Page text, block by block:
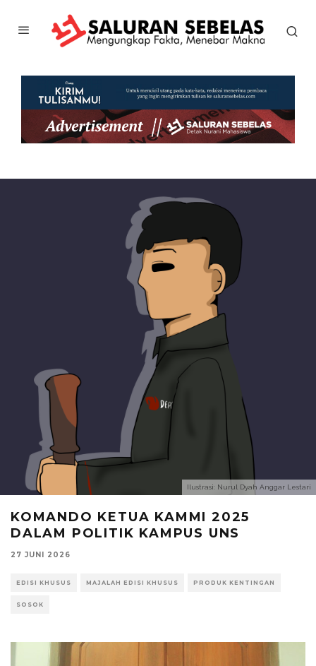
Ilustrasi: Nurul Dyah Anggar Lestari
KOMANDO KETUA KAMMI 2025
DALAM POLITIK KAMPUS UNS
27 JUNI 2026
EDISI KHUSUS MAJALAH EDISI KHUSUS PRODUK KENTINGAN
SOSOK